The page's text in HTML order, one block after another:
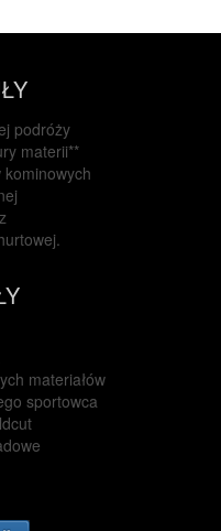
podróży
materii**
kominowych
materiałów
sportowca